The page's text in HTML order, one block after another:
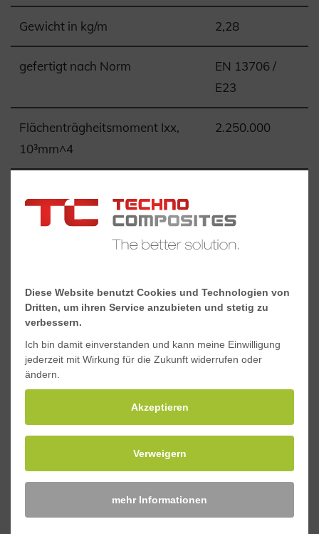
Gewicht in kg/m 2,28
gefertigt nach Norm
EN 13706 /
E23
Flächenträgheitsmoment Ixx,
10³mm^4
2.250.000
10³mm^4
Torsionskonstante J, 10³mm^4 25.600
Schwerpunkt y, mm 75
Schwerpunkt x, mm
Downloads
Materialeigenschaften_Standard-GFK-
Sicherheitsdatenblatt_Standard-GFK-Profile.pdf
Diese Website benutzt Cookies und Technologien von
Dritten, um ihren Service anzubieten und stetig zu
verbessern.
Ich bin damit einverstanden und kann meine Einwilligung
jederzeit mit Wirkung für die Zukunft widerrufen oder
ändern.
Akzeptieren
Verweigern
mehr Informationen